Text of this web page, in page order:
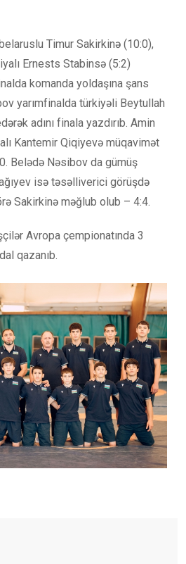
Timur Sakirkinə (10:0),
Ernests Stabinsə (5:2)
komanda yoldaşına şans
yarımfinalda türkiyəli Beytullah
adını finala yazdırıb. Amin
Kantemir Qiqiyevə müqavimət
Belədə Nəsibov da gümüş
isə təsəlliverici görüşdə
Sakirkinə məğlub olub – 4:4.
Avropa çempionatında 3
qazanıb.